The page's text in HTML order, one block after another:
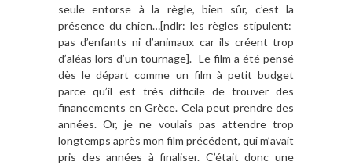
seule entorse à la règle, bien sûr, c’est la
présence du chien…[ndlr: les règles stipulent:
pas d’enfants ni d’animaux car ils créent trop
d’aléas lors d’un tournage]. Le film a été pensé
dès le départ comme un film à petit budget
parce qu’il est très difficile de trouver des
financements en Grèce. Cela peut prendre des
années. Or, je ne voulais pas attendre trop
longtemps après mon film précédent, qui m’avait
pris des années à finaliser. C’était donc une